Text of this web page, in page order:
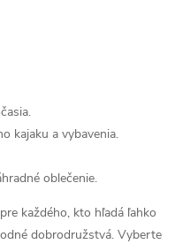
kajaku a vybavenia.
oblečenie.
každého, kto hľadá ľahko
dobrodružstvá. Vyberte